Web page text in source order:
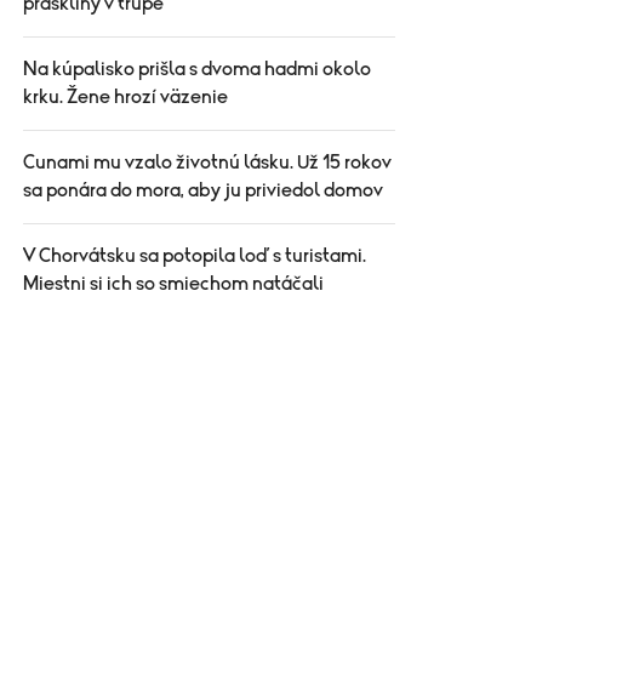
Na kúpalisko prišla s dvoma hadmi okolo
krku. Žene hrozí väzenie
Cunami mu vzalo životnú lásku. Už 15 rokov
sa ponára do mora, aby ju priviedol domov
V Chorvátsku sa potopila loď s turistami.
Miestni si ich so smiechom natáčali